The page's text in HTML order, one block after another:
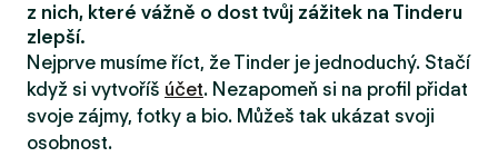
z nich, které vážně o dost tvůj zážitek na Tinderu
zlepší.
Nejprve musíme říct, že Tinder je jednoduchý. Stačí
když si vytvoříš účet. Nezapomeň si na profil přidat
svoje zájmy, fotky a bio. Můžeš tak ukázat svoji
osobnost.